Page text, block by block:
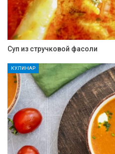
Суп из стручковой фасоли
КУЛИНАР